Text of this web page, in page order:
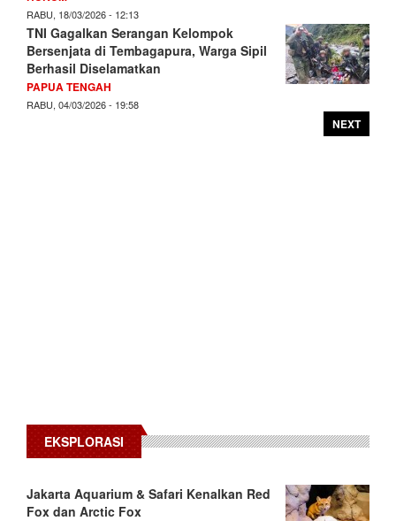
RABU, 18/03/2026 - 12:13
TNI Gagalkan Serangan Kelompok
Bersenjata di Tembagapura, Warga Sipil
Berhasil Diselamatkan
PAPUA TENGAH
RABU, 04/03/2026 - 19:58
NEXT
EKSPLORASI
Jakarta Aquarium & Safari Kenalkan Red
Fox dan Arctic Fox